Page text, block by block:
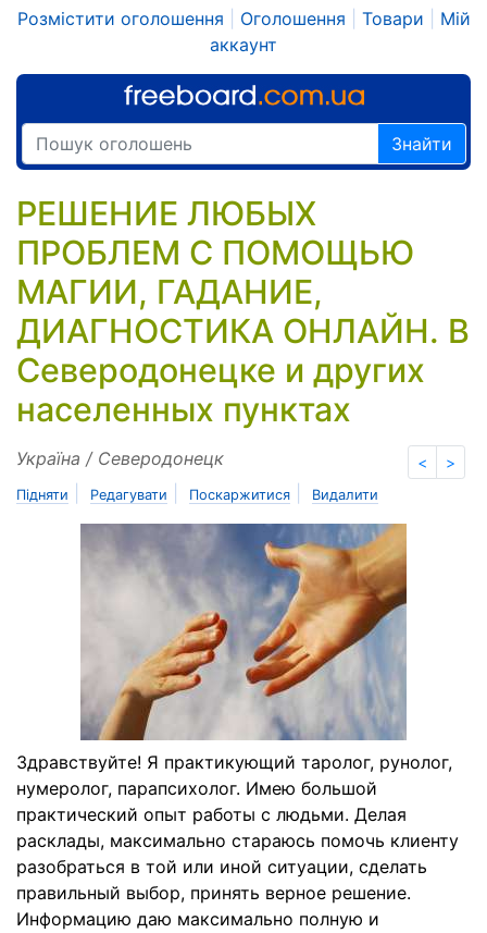
Розмістити оголошення Оголошення Товари
Мій
аккаунт
Знайти
РЕШЕНИЕ ЛЮБЫХ
ПРОБЛЕМ С ПОМОЩЬЮ
МАГИИ, ГАДАНИЕ,
ДИАГНОСТИКА ОНЛАЙН. В
Северодонецке и других
населенных пунктах
< >
Україна / Северодонецк
Підняти Редагувати Поскаржитися Видалити
Здравствуйте! Я практикующий таролог, рунолог,
нумеролог, парапсихолог. Имею большой
практический опыт работы с людьми. Делая
расклады, максимально стараюсь помочь клиенту
разобраться в той или иной ситуации, сделать
правильный выбор, принять верное решение.
Информацию даю максимально полную и